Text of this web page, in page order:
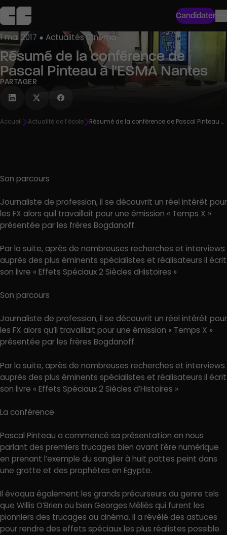
Candidater
1 mai 2017 ● Actualités Cinéma
Résumé de la conférence de
Pascal Pinteau à l'ESMA Nantes
PARTAGER
Accueil Actualité de l’école Résumé de la conférence de Pascal Pinteau à l’ESMA Nantes
Son parcours
Journaliste de profession, il se découvrit un réel intérêt pour
les FX alors quil travaillait pour une émission « Temps X »
présentée par les frères Bogdanoff.
Par la suite, après de nombreuses recherches et interviews
auprès des plus éminents spécialistes et réalisateurs il écrit
son livre « Effets Spéciaux 2 Siècles dHistoires »
Son parcours
Journaliste de profession, il se découvrit un réel intérêt pour
les FX alors qu’il travaillait pour une émission « Temps X »
présentée par les frères Bogdanoff.
Par la suite, après de nombreuses recherches et interviews
auprès des plus éminents spécialistes et réalisateurs il écrit
son livre « Effets Spéciaux 2 Siècles d’Histoires »
La conférence
Pascal Pinteau a commencé sa présentation en nous
parlant des premiers trucages bien avant l’ère numérique
en prenant l’exemple du sanglier à huit pattes peint dans
une grotte et des prophètes en Egypte.
Il évoqua également les grands précurseurs du genre tels
que Willis O’Brien ou bien Georges Méliès qui furent les
pionniers des trucages au cinéma. Il a révèlé des astuces
pour rendre des effets spéciaux les plus réalistes possible.